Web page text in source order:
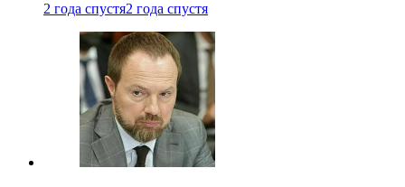
2 года спустя2 года спустя